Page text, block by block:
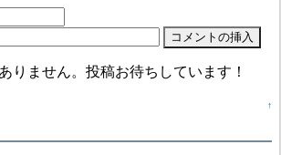
りません。投稿お待ちしています！
↑